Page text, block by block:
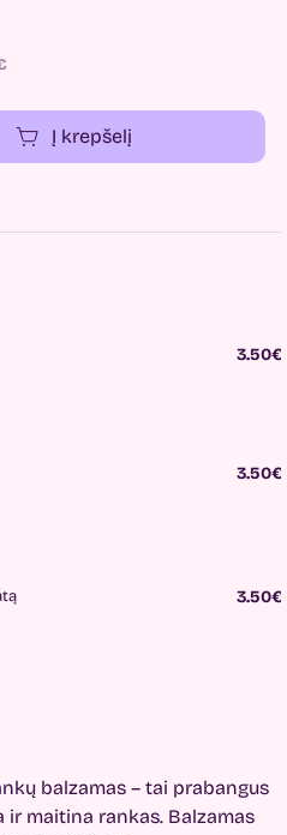
Į krepšelį
3.50€
3.50€
3.50€
balzamas – tai prabangus
ir maitina rankas. Balzamas